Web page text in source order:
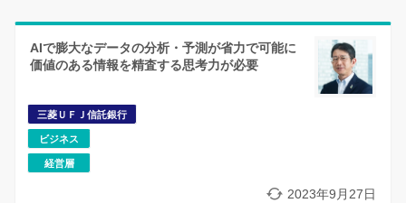
AIで膨大なデータの分析・予測が省力で可能に
価値のある情報を精査する思考力が必要
三菱ＵＦＪ信託銀行
ビジネス
経営層
2023年9月27日